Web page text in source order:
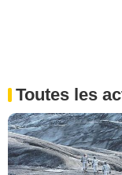
Toutes les